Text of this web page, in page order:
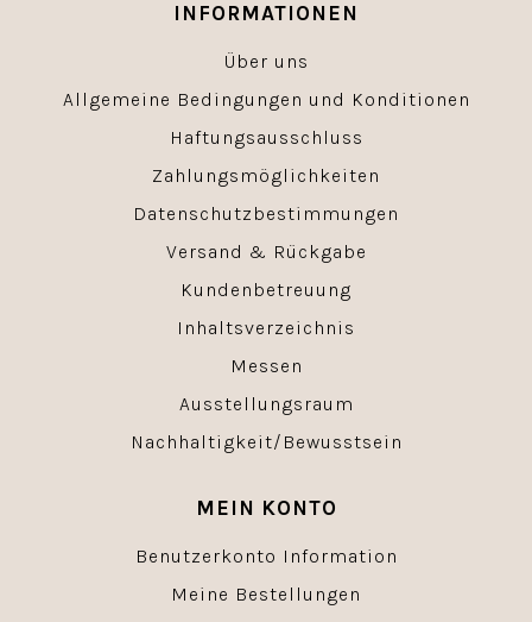
INFORMATIONEN
Über uns
Allgemeine Bedingungen und Konditionen
Haftungsausschluss
Zahlungsmöglichkeiten
Datenschutzbestimmungen
Versand & Rückgabe
Kundenbetreuung
Inhaltsverzeichnis
Messen
Ausstellungsraum
Nachhaltigkeit/Bewusstsein
MEIN KONTO
Benutzerkonto Information
Meine Bestellungen